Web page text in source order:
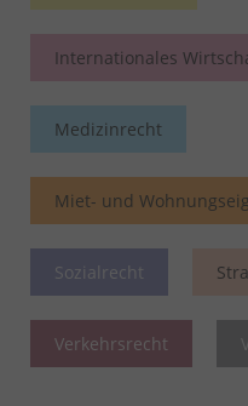
Internationales
Medizinrecht
Miet- und
Sozialrecht
Verkehrsrecht